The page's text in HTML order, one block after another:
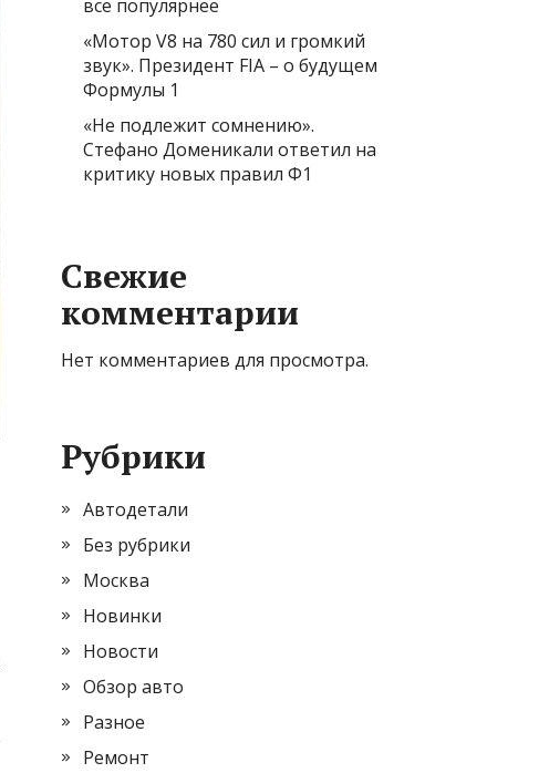
все популярнее
«Мотор V8 на 780 сил и громкий
звук». Президент FIA – о будущем
Формулы 1
«Не подлежит сомнению».
Стефано Доменикали ответил на
критику новых правил Ф1
Свежие
комментарии
Нет комментариев для просмотра.
Рубрики
Автодетали
Без рубрики
Москва
Новинки
Новости
Обзор авто
Разное
Ремонт